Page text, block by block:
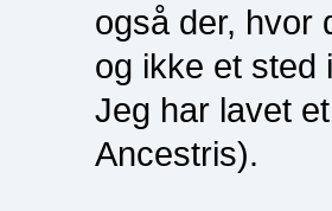
også der, hvor
og ikke et sted
Jeg har lavet
Ancestris).